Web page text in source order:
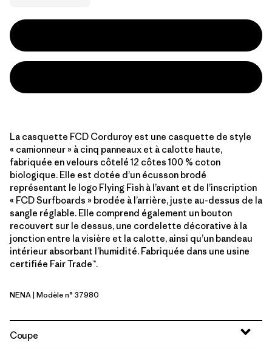
La casquette FCD Corduroy est une casquette de style
« camionneur » à cinq panneaux et à calotte haute,
fabriquée en velours côtelé 12 côtes 100 % coton
biologique. Elle est dotée d’un écusson brodé
représentant le logo Flying Fish à l’avant et de l’inscription
« FCD Surfboards » brodée à l’arrière, juste au-dessus de la
sangle réglable. Elle comprend également un bouton
recouvert sur le dessus, une cordelette décorative à la
jonction entre la visière et la calotte, ainsi qu’un bandeau
intérieur absorbant l’humidité. Fabriquée dans une usine
certifiée Fair Trade™.
New Navy
NENA| Modèle n° 37980
Coupe